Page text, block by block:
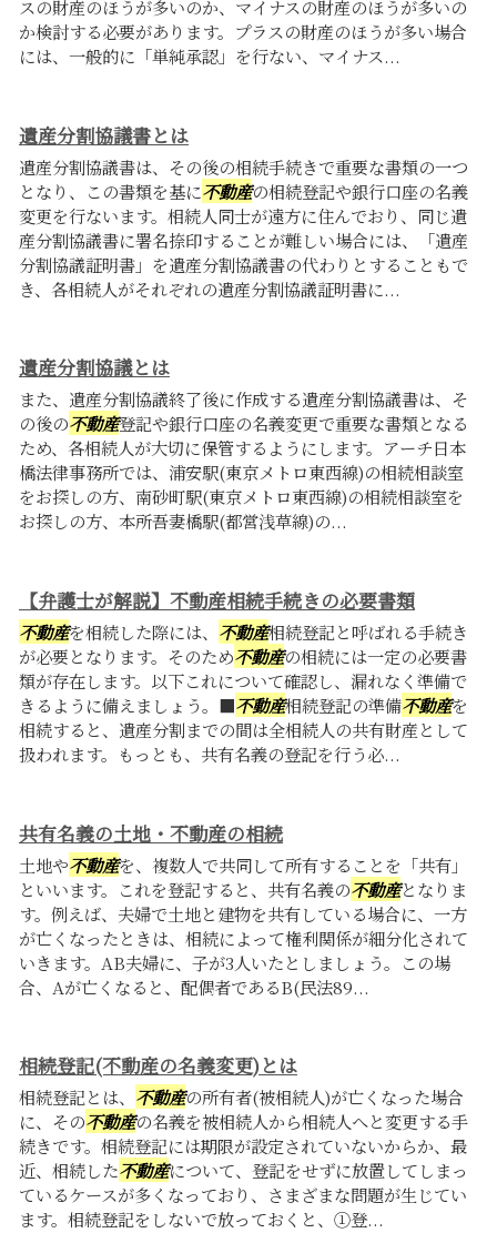
スの財産のほうが多いのか、マイナスの財産のほうが多いの
か検討する必要があります。プラスの財産のほうが多い場合
には、一般的に「単純承認」を行ない、マイナス...
遺産分割協議書とは
遺産分割協議書は、その後の相続手続きで重要な書類の一つ
となり、この書類を基に不動産の相続登記や銀行口座の名義
変更を行ないます。相続人同士が遠方に住んでおり、同じ遺
産分割協議書に署名捺印することが難しい場合には、「遺産
分割協議証明書」を遺産分割協議書の代わりとすることもで
き、各相続人がそれぞれの遺産分割協議証明書に...
遺産分割協議とは
また、遺産分割協議終了後に作成する遺産分割協議書は、そ
の後の不動産登記や銀行口座の名義変更で重要な書類となる
ため、各相続人が大切に保管するようにします。アーチ日本
橋法律事務所では、浦安駅(東京メトロ東西線)の相続相談室
をお探しの方、南砂町駅(東京メトロ東西線)の相続相談室を
お探しの方、本所吾妻橋駅(都営浅草線)の...
【弁護士が解説】不動産相続手続きの必要書類
不動産を相続した際には、 不動産相続登記と呼ばれる手続き
が必要となります。そのため不動産の相続には一定の必要書
類が存在します。以下これについて確認し、漏れなく準備で
きるように備えましょう。■不動産相続登記の準備不動産を
相続すると、遺産分割までの間は全相続人の共有財産として
扱われます。もっとも、共有名義の登記を行う必...
共有名義の土地・不動産の相続
土地や不動産を、複数人で共同して所有することを「共有」
といいます。これを登記すると、共有名義の不動産となりま
す。例えば、夫婦で土地と建物を共有している場合に、一方
が亡くなったときは、相続によって権利関係が細分化されて
いきます。AB夫婦に、子が3人いたとしましょう。この場
合、Aが亡くなると、配偶者であるB(民法89...
相続登記(不動産の名義変更)とは
相続登記とは、 不動産の所有者(被相続人)が亡くなった場合
に、その不動産の名義を被相続人から相続人へと変更する手
続きです。相続登記には期限が設定されていないからか、最
近、相続した不動産について、登記をせずに放置してしまっ
ているケースが多くなっており、さまざまな問題が生じてい
ます。相続登記をしないで放っておくと、①登...